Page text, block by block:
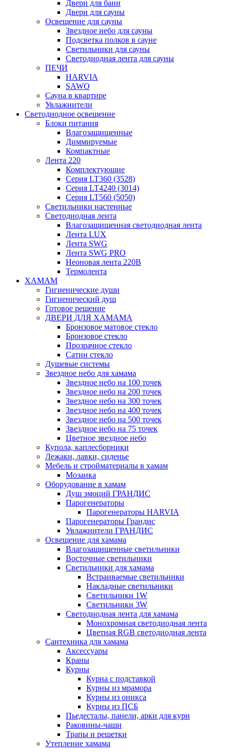
Двери для бани
Двери для сауны
Освещение для сауны
Звездное небо для сауны
Подсветка полков в сауне
Светильники для сауны
Светодиодная лента для сауны
ПЕЧИ
HARVIA
SAWO
Сауна в квартире
Увлажнители
Светодиодное освещение
Блоки питания
Влагозащищенные
Диммируемые
Компактные
Лента 220
Комплектующие
Серия LT360 (3528)
Серия LT4240 (3014)
Серия LT560 (5050)
Светильники настенные
Светодиодная лента
Влагозащищенная светодиодная лента
Лента LUX
Лента SWG
Лента SWG PRO
Неоновая лента 220В
Термолента
ХАМАМ
Гигиенические души
Гигиенический душ
Готовое решение
ДВЕРИ ДЛЯ ХАМАМА
Бронзовое матовое стекло
Бронзовое стекло
Прозрачное стекло
Сатин стекло
Душевые системы
Звездное небо для хамама
Звездное небо на 100 точек
Звездное небо на 200 точек
Звездное небо на 300 точек
Звездное небо на 400 точек
Звездное небо на 500 точек
Звездное небо на 75 точек
Цветное звездное небо
Купола, каплесборники
Лежаки, лавки, сиденье
Мебель и стройматериалы в хамам
Мозаика
Оборудование в хамам
Душ эмоций ГРАНДИС
Парогенераторы
Парогенераторы HARVIA
Парогенераторы Грандис
Увлажнители ГРАНДИС
Освещение для хамама
Влагозащищенные светильники
Восточные светильники
Светильники для хамама
Встраиваемые светильники
Накладные светильники
Светильники 1W
Светильники 3W
Светодиодная лента для хамама
Монохромная светодиодная лента
Цветная RGB светодиодная лента
Сантехника для хамама
Аксессуары
Краны
Курны
Курна с подставкой
Курны из мрамора
Курны из оникса
Курны из ПСБ
Пьедесталы, панели, арки для курн
Раковины-чаши
Трапы и решетки
Утепление хамама